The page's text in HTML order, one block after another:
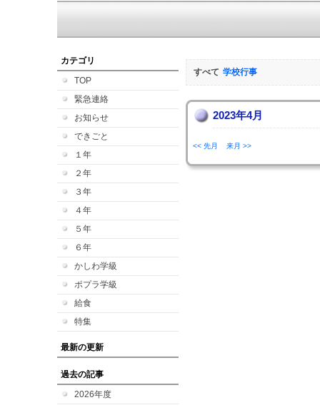
カテゴリ
TOP
緊急連絡
お知らせ
できごと
１年
２年
３年
４年
５年
６年
かしわ学級
ポプラ学級
給食
特集
最新の更新
過去の記事
2026年度
すべて 学校行事
2023年4月
<< 先月 来月 >>